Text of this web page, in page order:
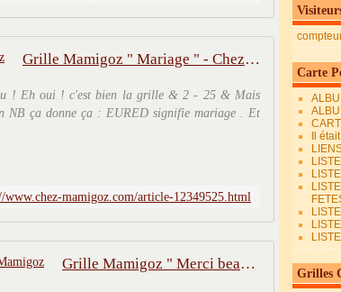
Grille Mamigoz " Mariage " - Chez Mamigoz
! Eh oui ! c'est bien la grille & 2 - 25 & Mais
NB ça donne ça : EURED signifie mariage . Et
www.chez-mamigoz.com/article-12349525.html
Grille Mamigoz " Merci beaucoup " - Chez Mamigoz
Carte
Il
Grilles